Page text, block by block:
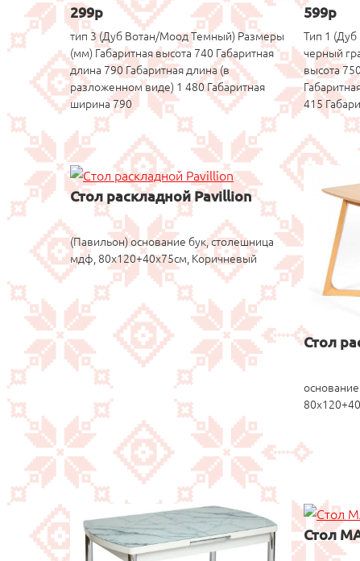
299р
тип 3 (Дуб Вотан/Моод Темный) Размеры
(мм) Габаритная высота 740 Габаритная
длина 790 Габаритная длина (в
разложенном виде) 1 480 Габаритная
ширина 790
599р
Тип 1
черный
высота
415
Стол раскладной Pavillion
(Павильон) основание бук, столешница
мдф, 80x120+40x75см, Коричневый
Стол
Стол